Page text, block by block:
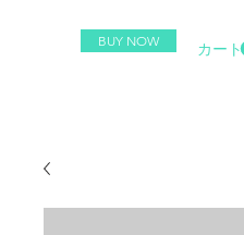
BUY NOW カート